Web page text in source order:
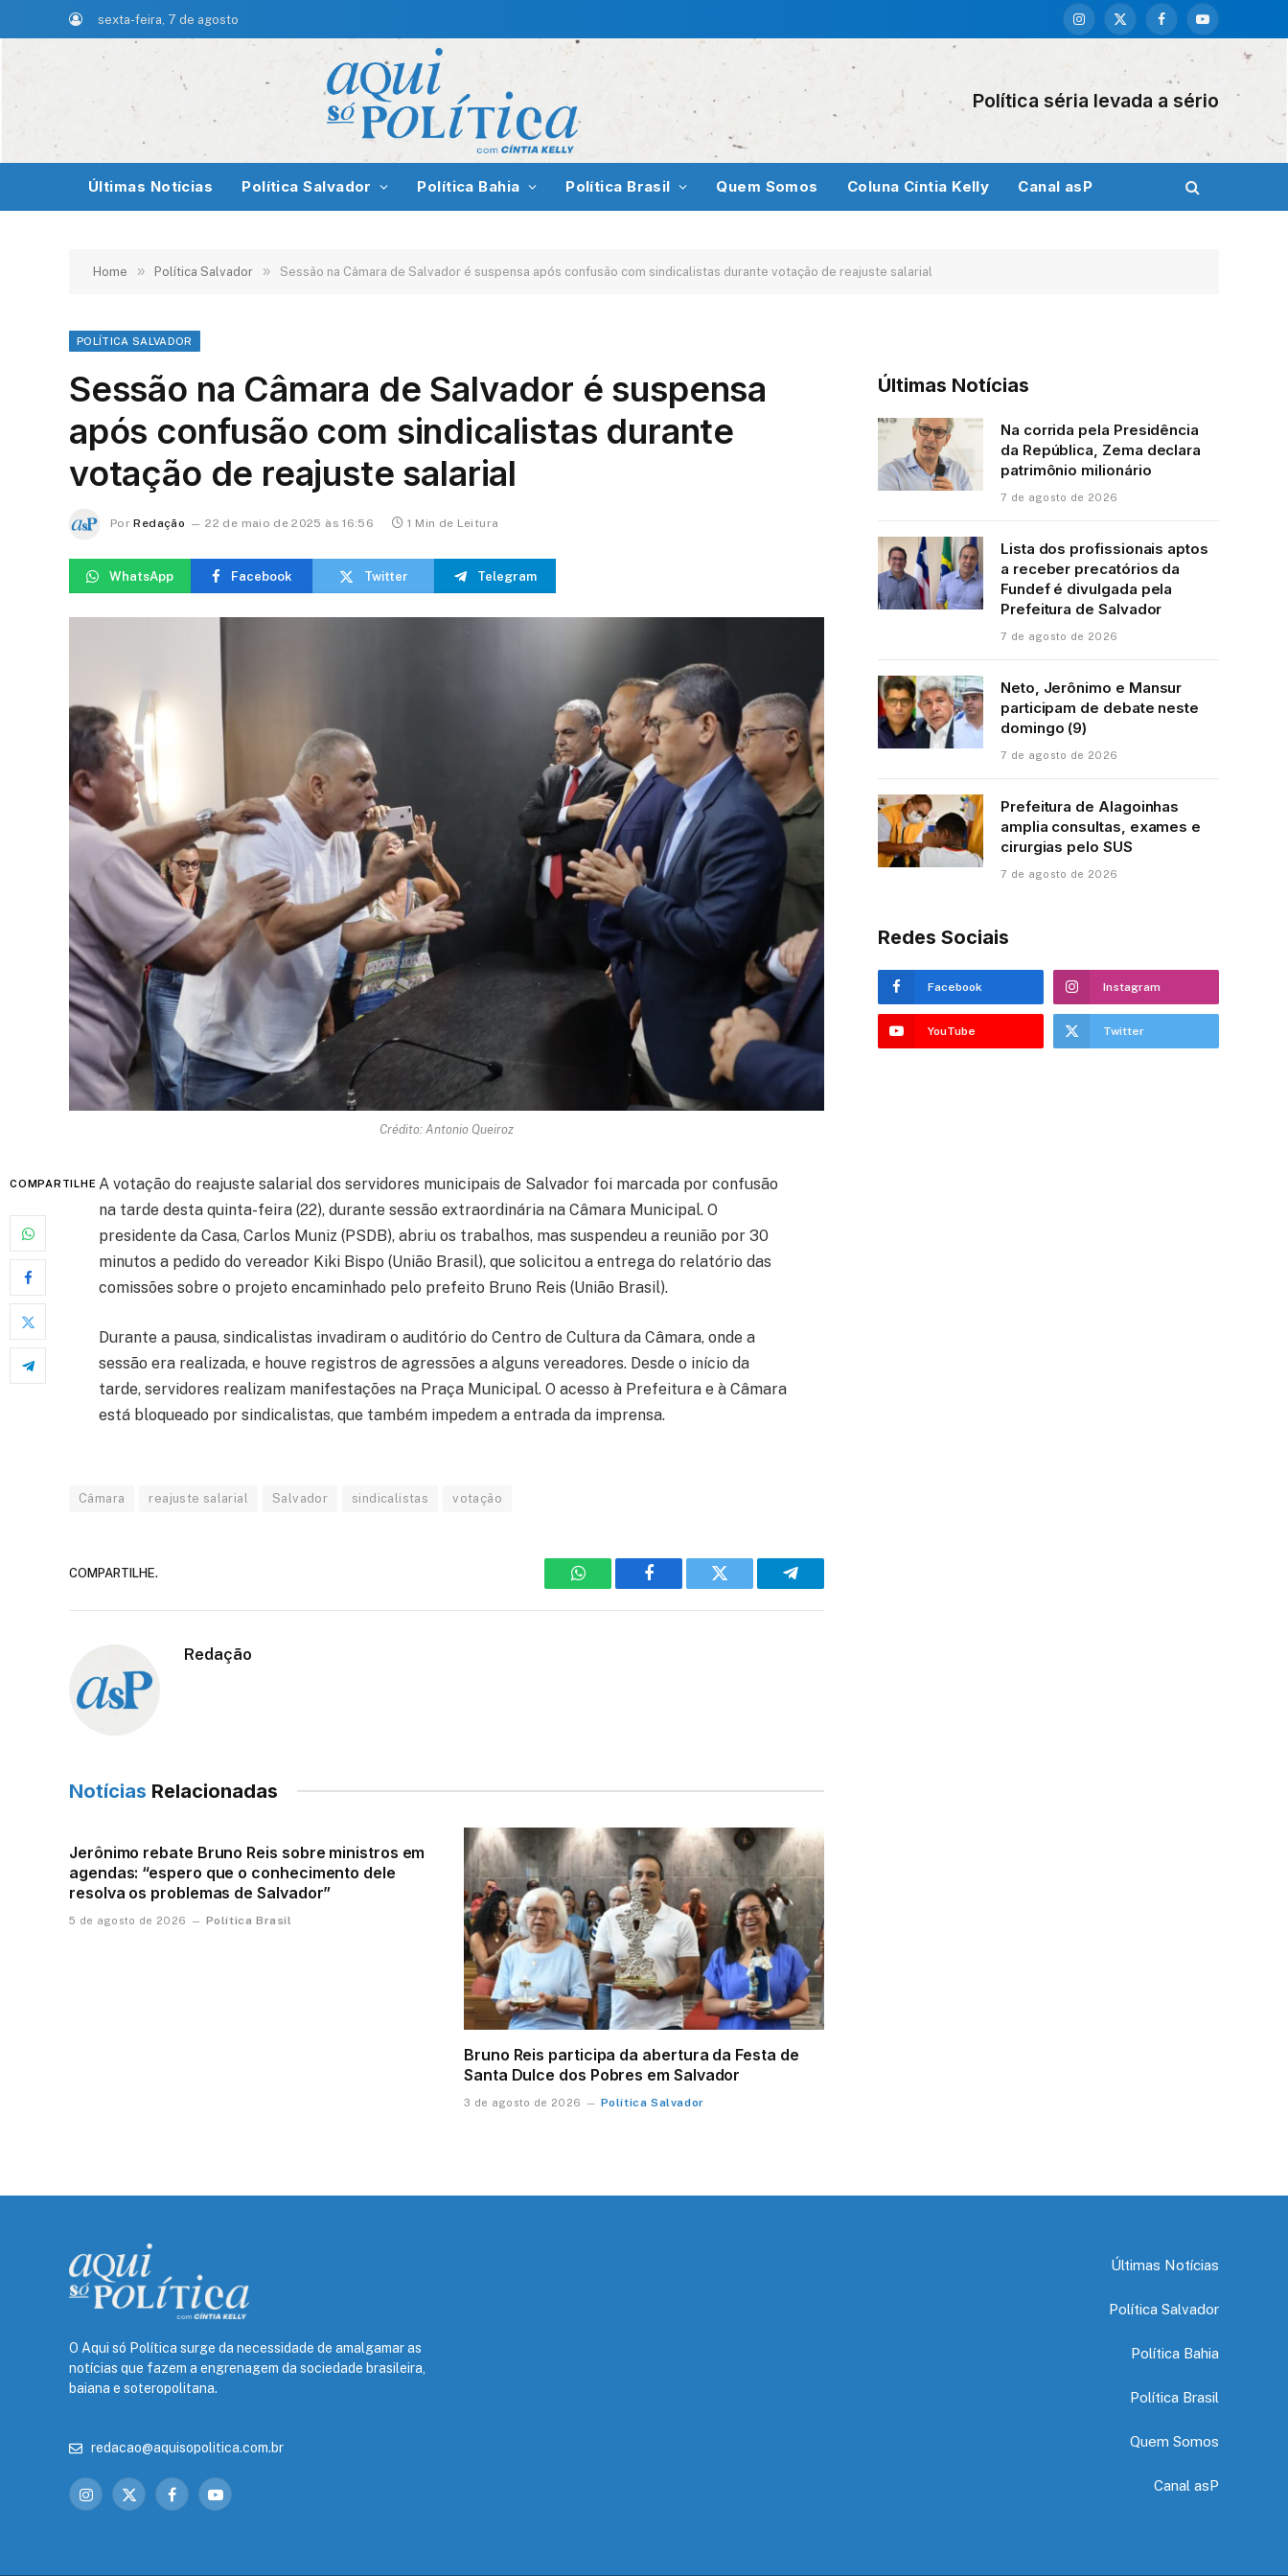
sexta-feira, 7 de agosto
Instagram
X
FacebookYouTube
Política séria levada a sério
Últimas Notícias Política Salvador Política Bahia Política Brasil Quem Somos Coluna Cíntia Kelly Canal asP
Home » Política Salvador » Sessão na Câmara de Salvador é suspensa após confusão com sindicalistas durante votação de reajuste salarial
POLÍTICA SALVADOR
Sessão na Câmara de Salvador é suspensa
após confusão com sindicalistas durante
votação de reajuste salarial
Por Redação 22 de maio de 2025 às 16:56 1 Min de Leitura
WhatsApp Facebook Twitter Telegram
Crédito: Antonio Queiroz
COMPARTILHE A votação do reajuste salarial dos servidores municipais de Salvador foi marcada por confusão
na tarde desta quinta-feira (22), durante sessão extraordinária na Câmara Municipal. O
presidente da Casa, Carlos Muniz (PSDB), abriu os trabalhos, mas suspendeu a reunião por 30
minutos a pedido do vereador Kiki Bispo (União Brasil), que solicitou a entrega do relatório das
comissões sobre o projeto encaminhado pelo prefeito Bruno Reis (União Brasil).
Durante a pausa, sindicalistas invadiram o auditório do Centro de Cultura da Câmara, onde a
sessão era realizada, e houve registros de agressões a alguns vereadores. Desde o início da
tarde, servidores realizam manifestações na Praça Municipal. O acesso à Prefeitura e à Câmara
está bloqueado por sindicalistas, que também impedem a entrada da imprensa.
Câmara reajuste salarial Salvador sindicalistas votação
COMPARTILHE.
WhatsAppFacebook Twitter Telegram
Redação
Notícias Relacionadas
Jerônimo rebate Bruno Reis sobre ministros em
agendas: “espero que o conhecimento dele
resolva os problemas de Salvador”
5 de agosto de 2026 Política Brasil
Bruno Reis participa da abertura da Festa de
Santa Dulce dos Pobres em Salvador
3 de agosto de 2026 Política Salvador
Últimas Notícias
Na corrida pela Presidência
da República, Zema declara
patrimônio milionário
7 de agosto de 2026
Lista dos profissionais aptos
a receber precatórios da
Fundef é divulgada pela
Prefeitura de Salvador
7 de agosto de 2026
Neto, Jerônimo e Mansur
participam de debate neste
domingo (9)
7 de agosto de 2026
Prefeitura de Alagoinhas
amplia consultas, exames e
cirurgias pelo SUS
7 de agosto de 2026
Redes Sociais
Facebook Instagram
YouTube Twitter
O Aqui só Política surge da necessidade de amalgamar as
notícias que fazem a engrenagem da sociedade brasileira,
baiana e soteropolitana.
redacao@aquisopolitica.com.br
Instagram
X
FacebookYouTube
Últimas Notícias
Política Salvador
Política Bahia
Política Brasil
Quem Somos
Canal asP